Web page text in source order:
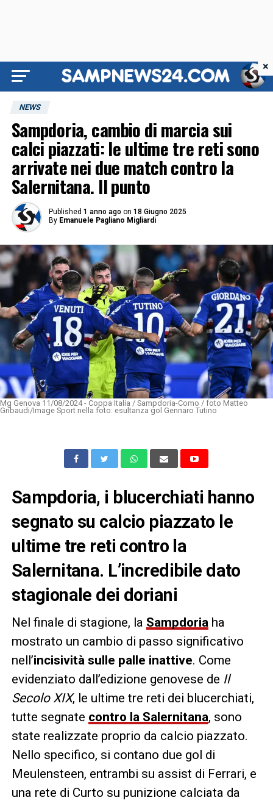
NEWS
Sampdoria, cambio di marcia sui
calci piazzati: le ultime tre reti sono
arrivate nei due match contro la
Salernitana. Il punto
Published 1 anno ago on 18 Giugno 2025
By Emanuele Pagliano Migliardi
Mg Genova 11/08/2024 - Coppa Italia / Sampdoria-Como / foto Matteo
Gribaudi/Image Sport nella foto: esultanza gol Gennaro Tutino
Sampdoria, i blucerchiati hanno
segnato su calcio piazzato le
ultime tre reti contro la
Salernitana. L’incredibile dato
stagionale dei doriani
Nel finale di stagione, la Sampdoriaha
mostrato un cambio di passo significativo
nell’incisività sulle palle inattive. Come
evidenziato dall’edizione genovese de Il
Secolo XIX, le ultime tre reti dei blucerchiati,
tutte segnate contro la Salernitana, sono
state realizzate proprio da calcio piazzato.
Nello specifico, si contano due gol di
Meulensteen, entrambi su assist di Ferrari, e
una rete di Curto su punizione calciata da
×